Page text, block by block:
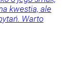
kwestia, ale
Warto